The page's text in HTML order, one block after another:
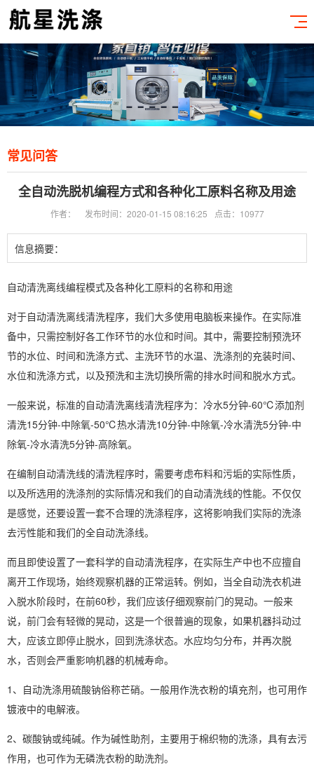
常见问答
全自动洗脱机编程方式和各种化工原料名称及用途
作者： 发布时间：2020-01-15 08:16:25 点击：10977
信息摘要：
自动清洗离线编程模式及各种化工原料的名称和用途
对于自动清洗离线清洗程序，我们大多使用电脑板来操作。在实际准
备中，只需控制好各工作环节的水位和时间。其中，需要控制预洗环
节的水位、时间和洗涤方式、主洗环节的水温、洗涤剂的充装时间、
水位和洗涤方式，以及预洗和主洗切换所需的排水时间和脱水方式。
一般来说，标准的自动清洗离线清洗程序为：冷水5分钟-60℃添加剂
清洗15分钟-中除氧-50℃热水清洗10分钟-中除氧-冷水清洗5分钟-中
除氧-冷水清洗5分钟-高除氧。
在编制自动清洗线的清洗程序时，需要考虑布料和污垢的实际性质，
以及所选用的洗涤剂的实际情况和我们的自动清洗线的性能。不仅仅
是感觉，还要设置一套不合理的洗涤程序，这将影响我们实际的洗涤
去污性能和我们的全自动洗涤线。
而且即使设置了一套科学的自动清洗程序，在实际生产中也不应擅自
离开工作现场，始终观察机器的正常运转。例如，当全自动洗衣机进
入脱水阶段时，在前60秒，我们应该仔细观察前门的晃动。一般来
说，前门会有轻微的晃动，这是一个很普遍的现象，如果机器抖动过
大，应该立即停止脱水，回到洗涤状态。水应均匀分布，并再次脱
水，否则会严重影响机器的机械寿命。
1、自动洗涤用硫酸钠俗称芒硝。一般用作洗衣粉的填充剂，也可用作
镀液中的电解液。
2、碳酸钠或纯碱。作为碱性助剂，主要用于棉织物的洗涤，具有去污
作用，也可作为无磷洗衣粉的助洗剂。